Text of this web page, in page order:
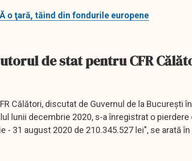
o ţară, tăind din fondurile europene
de stat pentru CFR
Călători, discutat de Guvernul de la Bucureşti
lunii decembrie 2020, s-a înregistrat o
- 31 august 2020 de 210.345.527 lei", se arată în